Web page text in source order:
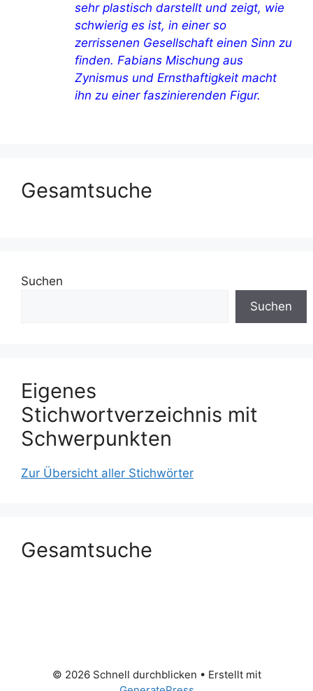
sehr plastisch darstellt und zeigt, wie
schwierig es ist, in einer so
zerrissenen Gesellschaft einen Sinn zu
finden. Fabians Mischung aus
Zynismus und Ernsthaftigkeit macht
ihn zu einer faszinierenden Figur.
Gesamtsuche
Suchen
Suchen
Eigenes
Stichwortverzeichnis mit
Schwerpunkten
Zur Übersicht aller Stichwörter
Gesamtsuche
© 2026 Schnell durchblicken • Erstellt mit